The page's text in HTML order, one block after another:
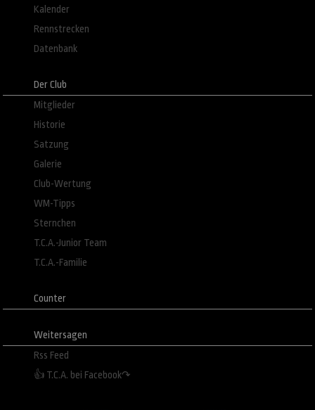
Kalender
Rennstrecken
Datenbank
Der Club
Mitglieder
Historie
Satzung
Galerie
Club-Wertung
WM-Tipps
Sternchen
T.C.A.-Junior Team
T.C.A.-Familie
Counter
Weitersagen
Rss Feed
👍 T.C.A. bei Facebook↷